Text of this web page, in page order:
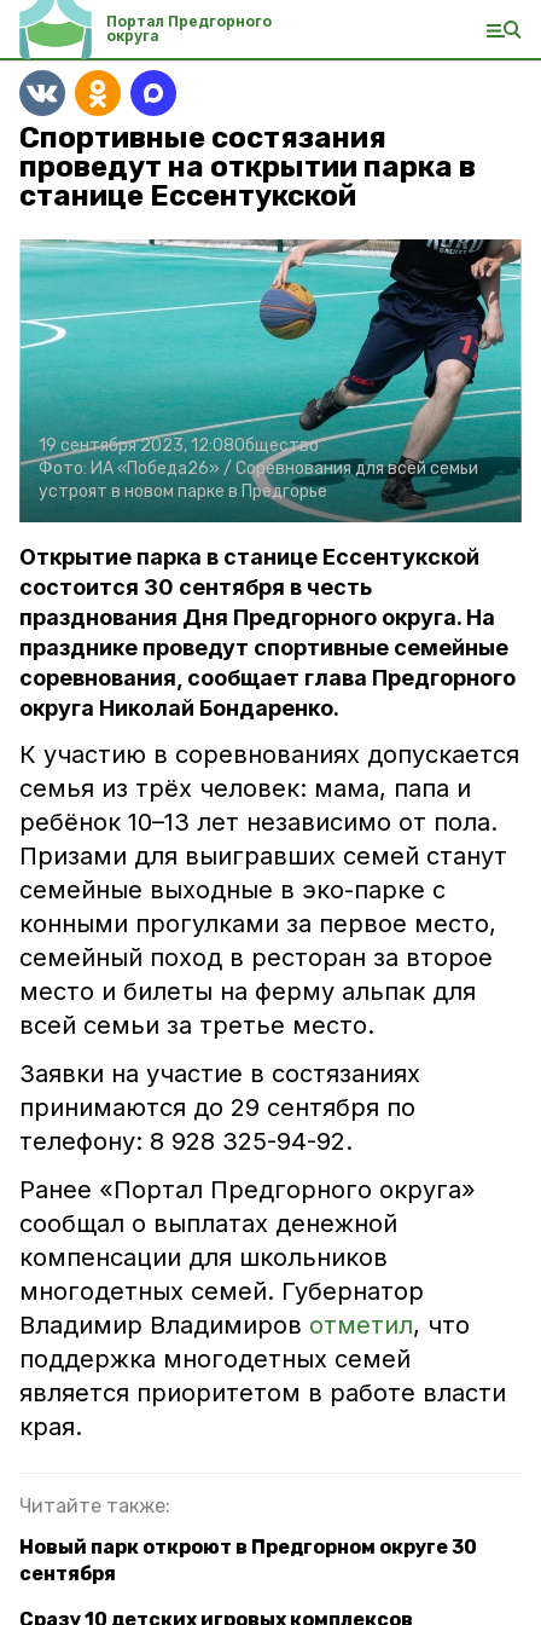
Портал Предгорного
округа
Спортивные состязания
проведут на открытии парка в
станице Ессентукской
19 сентября 2023, 12:08Общество
Фото: ИА «Победа26» / Соревнования для всей семьи
устроят в новом парке в Предгорье
Открытие парка в станице Ессентукской
состоится 30 сентября в честь
празднования Дня Предгорного округа. На
празднике проведут спортивные семейные
соревнования, сообщает глава Предгорного
округа Николай Бондаренко.
К участию в соревнованиях допускается
семья из трёх человек: мама, папа и
ребёнок 10–13 лет независимо от пола.
Призами для выигравших семей станут
семейные выходные в эко-парке с
конными прогулками за первое место,
семейный поход в ресторан за второе
место и билеты на ферму альпак для
всей семьи за третье место.
Заявки на участие в состязаниях
принимаются до 29 сентября по
телефону: 8 928 325-94-92.
Ранее «Портал Предгорного округа»
сообщал о выплатах денежной
компенсации для школьников
многодетных семей. Губернатор
Владимир Владимиров отметил, что
поддержка многодетных семей
является приоритетом в работе власти
края.
Читайте также:
Новый парк откроют в Предгорном округе 30
сентября
Сразу 10 детских игровых комплексов